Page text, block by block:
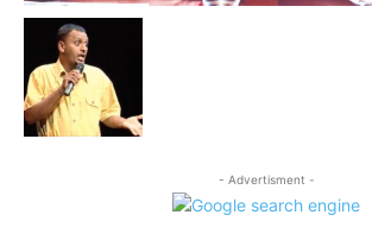
- Advertisment -